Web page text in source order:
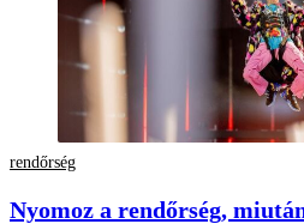
rendőrség
Nyomoz a rendőrség,